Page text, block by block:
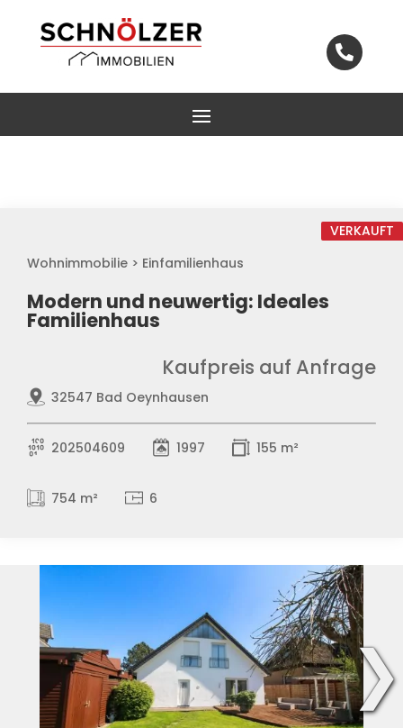

Wohnimmobilie > Einfamilienhaus
VERKAUFT
Modern und neuwertig: Ideales
Familienhaus
32547 Bad Oeynhausen
Kaufpreis auf Anfrage
202504609 1997 155 m²
754 m² 6
❯